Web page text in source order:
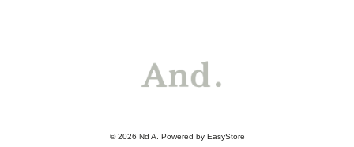
© 2026 Nd A. Powered by EasyStore